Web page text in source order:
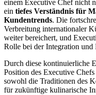
einem Executive Chef nicht
ein tiefes Verständnis für
Kundentrends. Die
Verbreitung internationaler
weiter bereichert, und
Rolle bei der Integration
Durch diese kontinuierliche
Position des Executive
sowohl die Traditionen des
für zukünftige kulinarische